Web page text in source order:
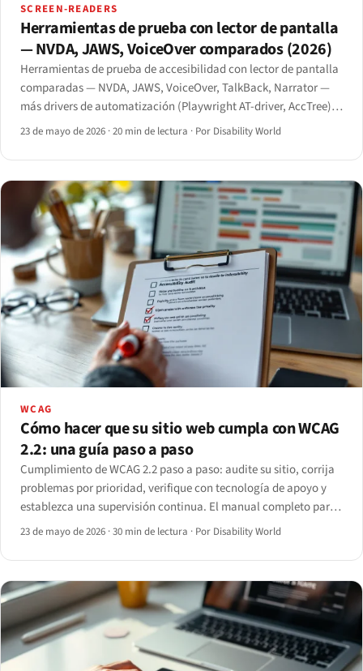
SCREEN-READERS
Herramientas de prueba con lector de pantalla
— NVDA, JAWS, VoiceOver comparados (2026)
Herramientas de prueba de accesibilidad con lector de pantalla
comparadas — NVDA, JAWS, VoiceOver, TalkBack, Narrator —
más drivers de automatización (Playwright AT-driver, AccTree).
El flujo de trabajo de pruebas en 2026.
23 de mayo de 2026 ·20 min de lectura · Por Disability World
WCAG
Cómo hacer que su sitio web cumpla con WCAG
2.2: una guía paso a paso
Cumplimiento de WCAG 2.2 paso a paso: audite su sitio, corrija
problemas por prioridad, verifique con tecnología de apoyo y
establezca una supervisión continua. El manual completo para
2026.
23 de mayo de 2026 ·30 min de lectura · Por Disability World